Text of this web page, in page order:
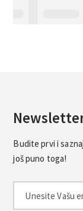
Budite prvi i
još puno toga!